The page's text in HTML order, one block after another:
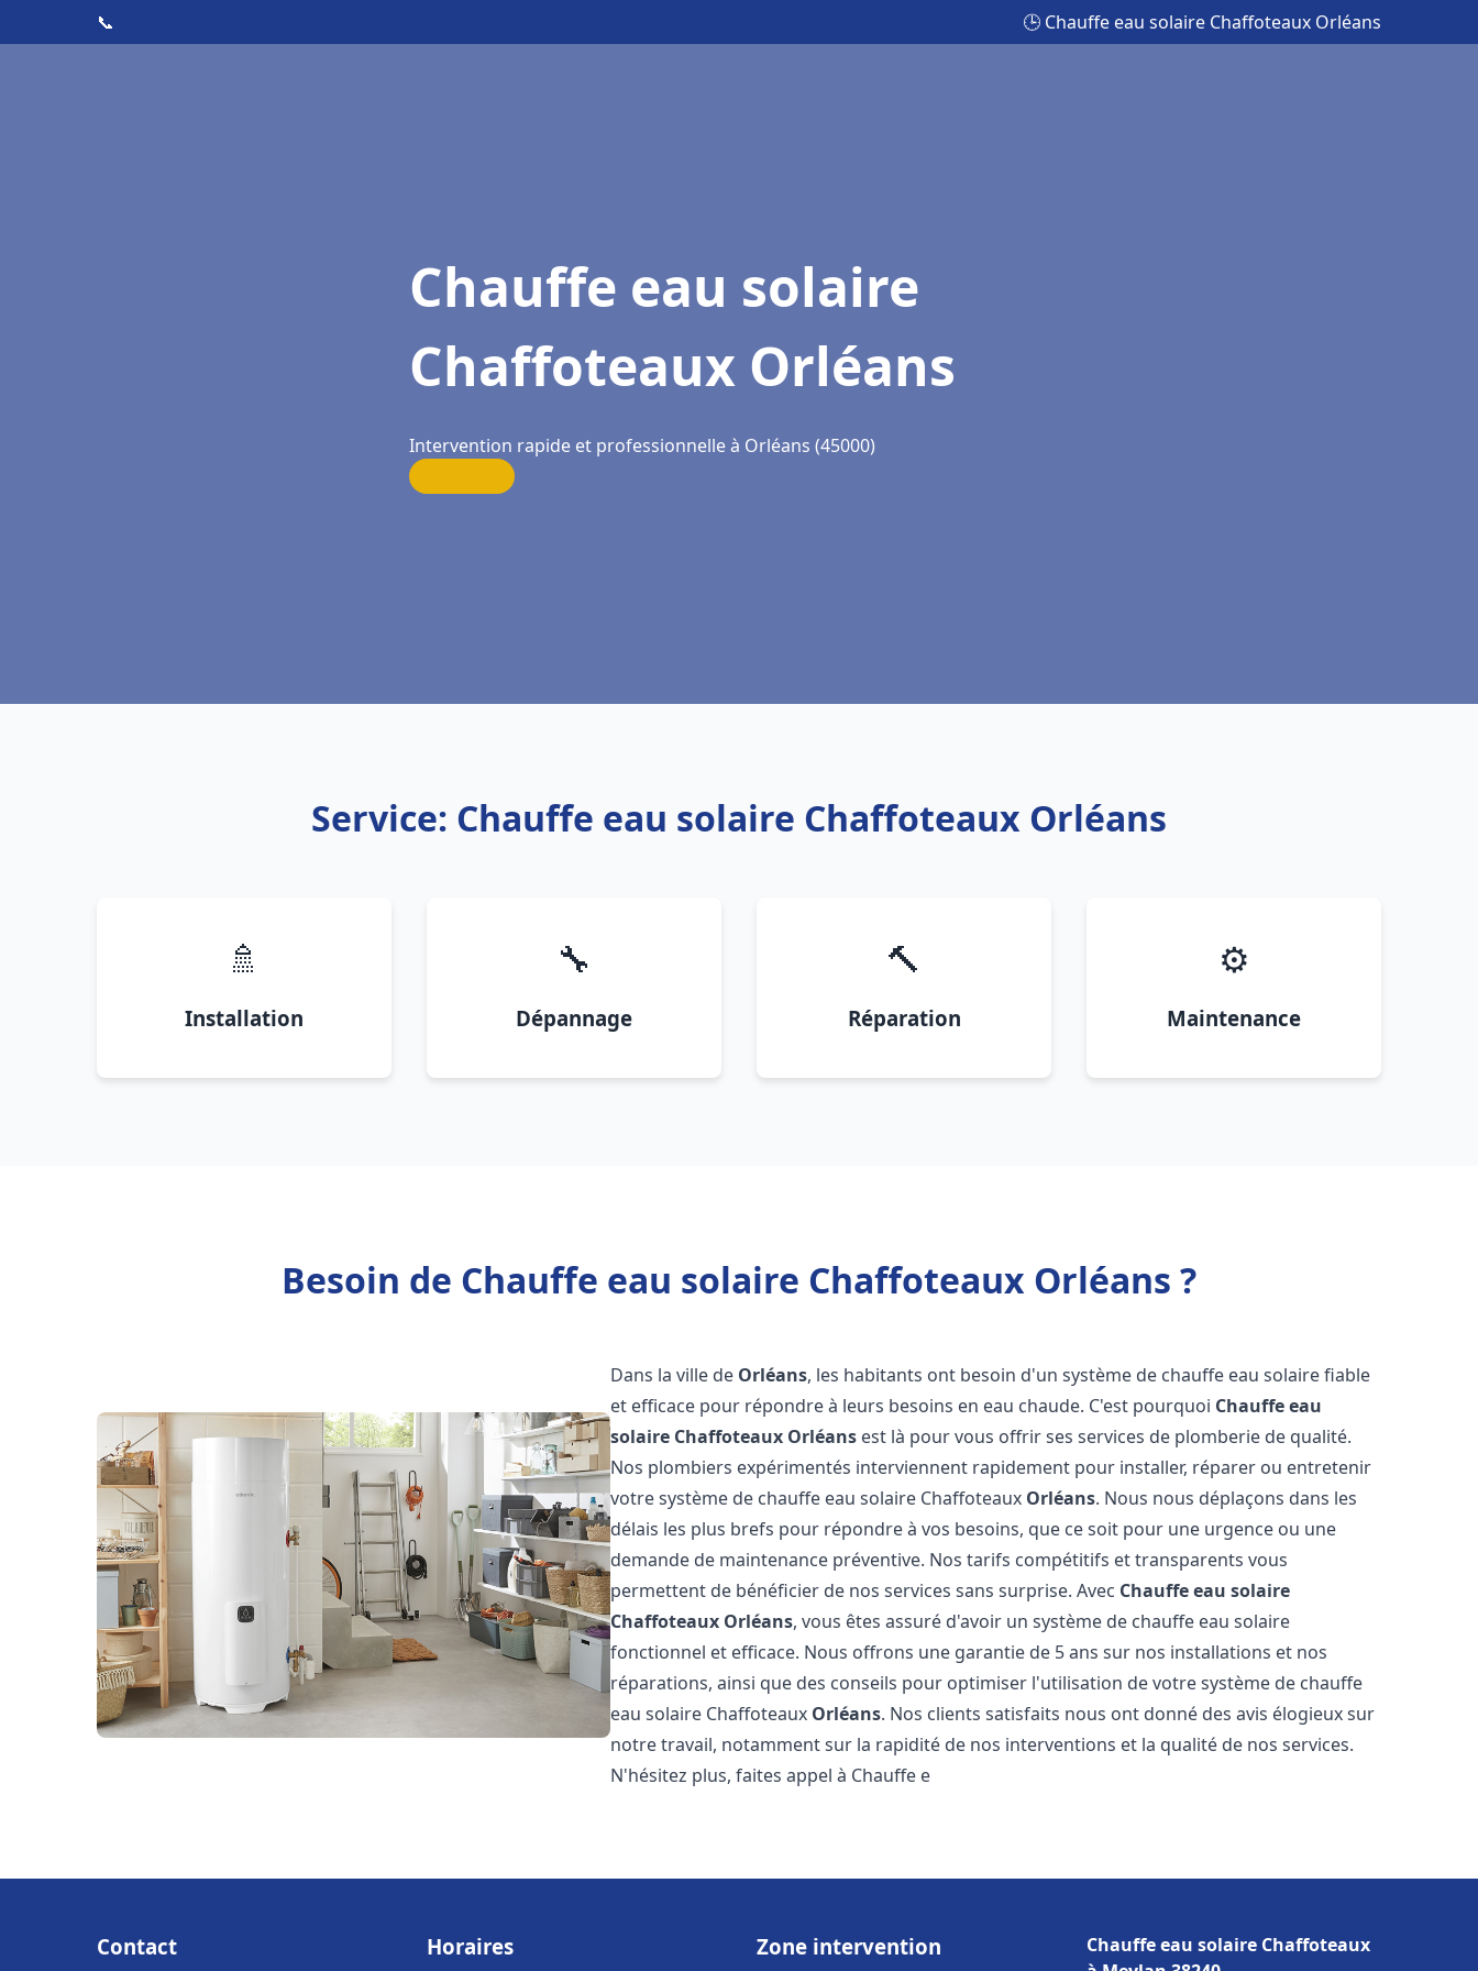
📞 🕒 Chauffe eau solaire Chaffoteaux Orléans
Chauffe eau solaire
Chaffoteaux Orléans
Intervention rapide et professionnelle à Orléans (45000)
Service: Chauffe eau solaire Chaffoteaux Orléans
🚿
Installation
🔧
Dépannage
🔨
Réparation
⚙️
Maintenance
Besoin de Chauffe eau solaire Chaffoteaux Orléans ?
Dans la ville de Orléans, les habitants ont besoin d'un système de chauffe eau solaire fiable
et efficace pour répondre à leurs besoins en eau chaude. C'est pourquoi Chauffe eau
solaire Chaffoteaux Orléans est là pour vous offrir ses services de plomberie de qualité.
Nos plombiers expérimentés interviennent rapidement pour installer, réparer ou entretenir
votre système de chauffe eau solaire Chaffoteaux Orléans. Nous nous déplaçons dans les
délais les plus brefs pour répondre à vos besoins, que ce soit pour une urgence ou une
demande de maintenance préventive. Nos tarifs compétitifs et transparents vous
permettent de bénéficier de nos services sans surprise. Avec Chauffe eau solaire
Chaffoteaux Orléans, vous êtes assuré d'avoir un système de chauffe eau solaire
fonctionnel et efficace. Nous offrons une garantie de 5 ans sur nos installations et nos
réparations, ainsi que des conseils pour optimiser l'utilisation de votre système de chauffe
eau solaire Chaffoteaux Orléans. Nos clients satisfaits nous ont donné des avis élogieux sur
notre travail, notamment sur la rapidité de nos interventions et la qualité de nos services.
N'hésitez plus, faites appel à Chauffe e
Contact Horaires Zone intervention
Chauffe eau solaire Chaffoteaux